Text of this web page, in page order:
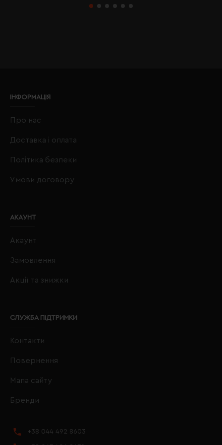
ІНФОРМАЦІЯ
Про нас
Доставка і оплата
Політика безпеки
Умови договору
АКАУНТ
Акаунт
Замовлення
Акції та знижки
СЛУЖБА ПІДТРИМКИ
Контакти
Повернення
Мапа сайту
Бренди
+38 044 492 8603